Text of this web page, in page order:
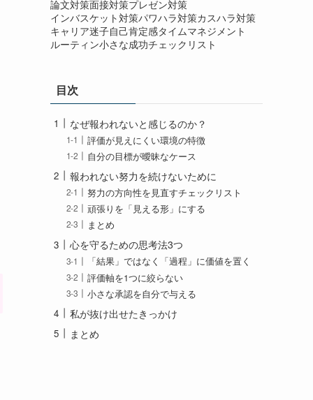
論文対策面接対策プレゼン対策
インバスケット対策パワハラ対策カスハラ対策
キャリア迷子自己肯定感タイムマネジメント
ルーティン小さな成功チェックリスト
目次
なぜ報われないと感じるのか？
評価が見えにくい環境の特徴
自分の目標が曖昧なケース
報われない努力を続けないために
努力の方向性を見直すチェックリスト
頑張りを「見える形」にする
まとめ
心を守るための思考法3つ
「結果」ではなく「過程」に価値を置く
評価軸を1つに絞らない
小さな承認を自分で与える
私が抜け出せたきっかけ
まとめ